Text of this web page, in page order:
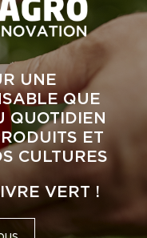
UNE
QUE
QUOTIDIEN
ET
CULTURES
VERT !